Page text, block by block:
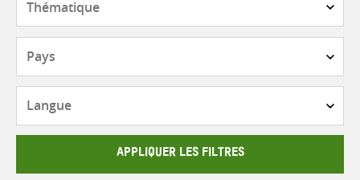
APPLIQUER LES FILTRES